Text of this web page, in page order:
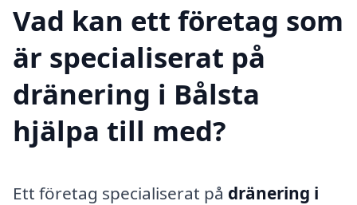
Vad kan ett företag som
är specialiserat på
dränering i Bålsta
hjälpa till med?
Ett företag specialiserat på dränering i